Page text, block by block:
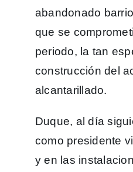
abandonado
que se
periodo, la tan
construcción del
alcantarillado.
Duque, al día
como presidente
y en las